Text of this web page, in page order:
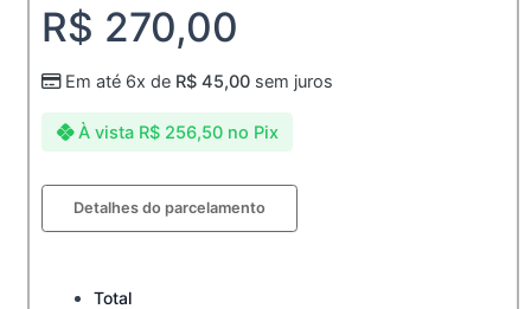
R$ 270,00
À vista R$ 256,50 no Pix
Em até 6x de R$ 45,00 sem juros
Detalhes do parcelamento
Total
Aliança
Tradicional